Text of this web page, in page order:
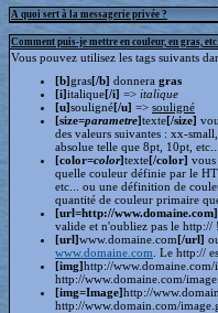
A quoi sert à la messagerie privée ?
Comment puis-je mettre en couleur, en gras,
Vous pouvez utilisez les tags suivants
[b]gras[/b] donnera gras
[i]italique[/i] => italique
[u]souligné[/u] => souligné
[size=parametre]texte[/size]
des valeurs suivantes : xx-
absolue telle que 8pt, 10pt, etc...
[color=color]texte[/color] vous
quelle couleur définie par le
etc... ou une définition de
quantité de couleur primaire
[url=http://www.domaine.com]
valide et n'oubliez pas le http:// !
[url]www.domaine.com[/url]
www.domaine.com . Le http://
[img]http://
http://www.domaine.com/
[img=Image]http://
http://www.domain.com/